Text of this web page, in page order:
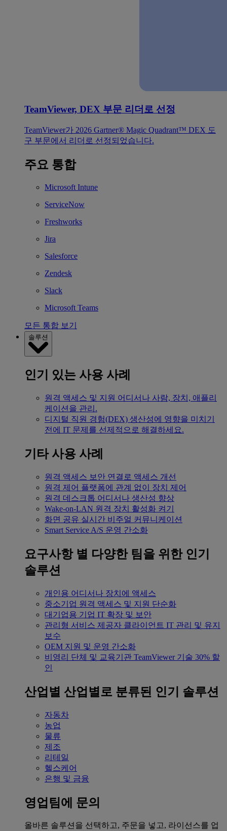
TeamViewer, DEX 부문 리더로 선정
TeamViewer가 2026 Gartner® Magic Quadrant™ DEX 도
구 부문에서 리더로 선정되었습니다.
주요 통합
Microsoft Intune
ServiceNow
Freshworks
Jira
Salesforce
Zendesk
Slack
Microsoft Teams
모든 통합 보기
솔루션
인기 있는 사용 사례
원격 액세스 및 지원 어디서나 사람, 장치, 애플리
케이션을 관리.
디지털 직원 경험(DEX) 생산성에 영향을 미치기
전에 IT 문제를 선제적으로 해결하세요.
기타 사용 사례
원격 액세스 보안 연결로 액세스 개선
원격 제어 플랫폼에 관계 없이 장치 제어
원격 데스크톱 어디서나 생산성 향상
Wake-on-LAN 원격 장치 활성화 켜기
화면 공유 실시간 비주얼 커뮤니케이션
Smart Service A/S 운영 간소화
요구사항 별 다양한 팀을 위한 인기
솔루션
개인용 어디서나 장치에 액세스
중소기업 원격 액세스 및 지원 단순화
대기업용 기업 IT 확장 및 보안
관리형 서비스 제공자 클라이언트 IT 관리 및 유지
보수
OEM 지원 및 운영 간소화
비영리 단체 및 교육기관 TeamViewer 기술 30% 할
인
산업별 산업별로 분류된 인기 솔루션
자동차
농업
물류
제조
리테일
헬스케어
은행 및 금융
영업팀에 문의
올바른 솔루션을 선택하고, 주문을 넣고, 라이선스를 업